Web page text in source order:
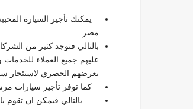
يمكنك تأجير السيارة
مصر.
بالتالي فتوجد كثير من
عليهم جميع العملاء
بعرضهم الحصري لاستئجار سيارة
كما توفر تأجير سيارات
بالتالي فيمكن ان تقوم